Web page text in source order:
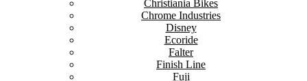
Christiania Bikes
Chrome Industries
Disney
Ecoride
Falter
Finish Line
Fuji